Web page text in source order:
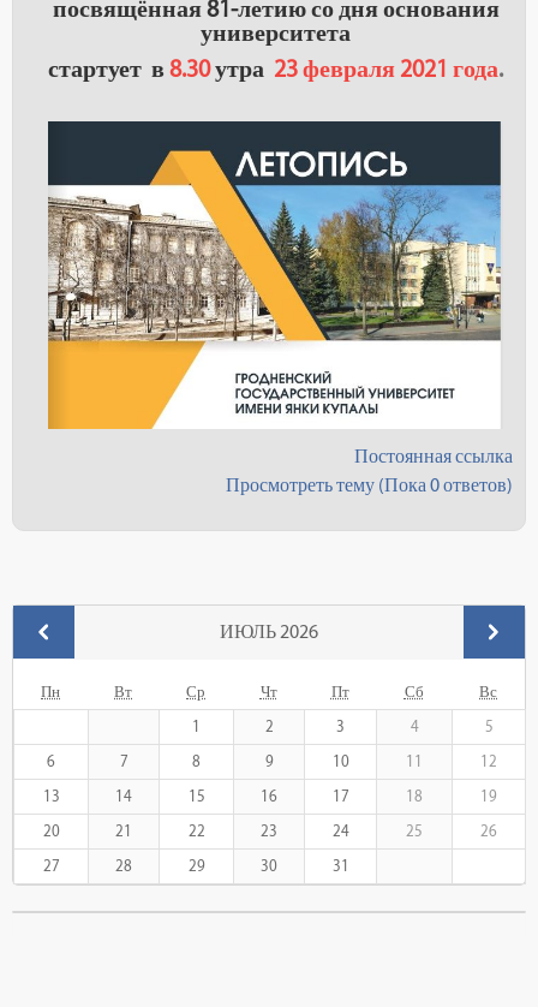
посвящённая 81-летию со дня основания
университета
стартует в8.30утра 23 февраля 2021 года.
Постоянная ссылка
Просмотреть тему (Пока 0 ответов)
ИЮЛЬ 2026
Пн Вт Ср Чт Пт Сб
Вс
1
2 3 4
5
6
7 8 9 10 11
12
13
14 15 16 17 18
19
20
21 22 23 24 25
26
27
28 29 30 31